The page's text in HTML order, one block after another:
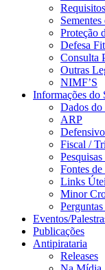
Proteção
Defesa
Consulta
Outras
NIMF’S
Informações do
Dados do
ARP
Fiscal /
Fontes de
Links
Minor
Eventos/
Publicações
Antipirataria
Releases